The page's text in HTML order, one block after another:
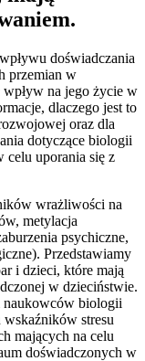
doświadczania
przemian w
na jego życie w
dlaczego jest to
oraz dla
dotyczące biologii
celu uporania się z
wrażliwości na
metylacja
psychiczne,
Przedstawiamy
i dzieci, które mają
w dzieciństwie.
biologii
stresu
mających na celu
doświadczonych w